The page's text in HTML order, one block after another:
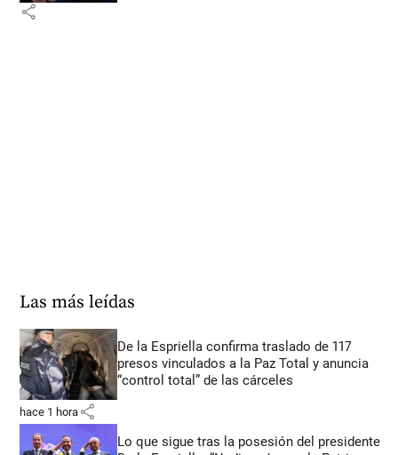
share
Las más leídas
De la Espriella confirma traslado de 117
presos vinculados a la Paz Total y anuncia
“control total” de las cárceles
hace 1 hora share
Lo que sigue tras la posesión del presidente